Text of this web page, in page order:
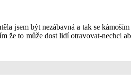
jsem být nezábavná a tak se
že to může dost lidí otravovat-nechci